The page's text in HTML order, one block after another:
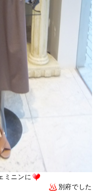
ミニンに
別府でした